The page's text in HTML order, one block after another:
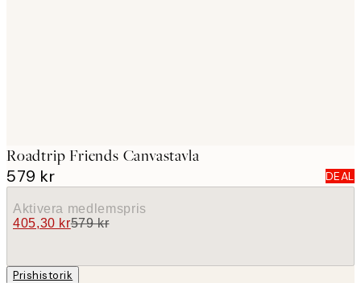
Roadtrip Friends Canvastavla
579 kr DEAL
Aktivera medlemspris
405,30 kr579 kr
Prishistorik